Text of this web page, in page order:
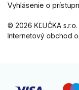
© 2026 KĽUČKA
Internetový obchod
Vyhlásenie o